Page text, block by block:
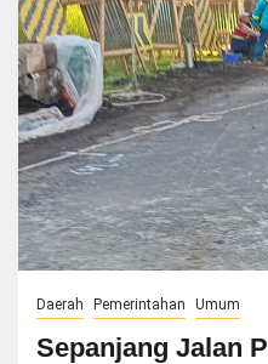
Daerah Pemerintahan Umum
Sepanjang Jalan